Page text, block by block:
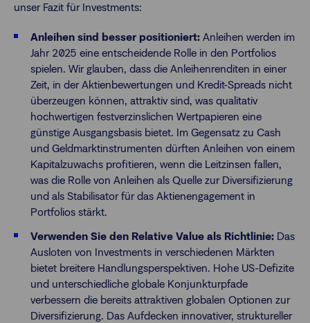
unser Fazit für Investments:
Anleihen sind besser positioniert: Anleihen werden im
Jahr 2025 eine entscheidende Rolle in den Portfolios
spielen. Wir glauben, dass die Anleihenrenditen in einer
Zeit, in der Aktienbewertungen und Kredit-Spreads nicht
überzeugen können, attraktiv sind, was qualitativ
hochwertigen festverzinslichen Wertpapieren eine
günstige Ausgangsbasis bietet. Im Gegensatz zu Cash
und Geldmarktinstrumenten dürften Anleihen von einem
Kapitalzuwachs profitieren, wenn die Leitzinsen fallen,
was die Rolle von Anleihen als Quelle zur Diversifizierung
und als Stabilisator für das Aktienengagement in
Portfolios stärkt.
Verwenden Sie den Relative Value als Richtlinie: Das
Ausloten von Investments in verschiedenen Märkten
bietet breitere Handlungsperspektiven. Hohe US-Defizite
und unterschiedliche globale Konjunkturpfade
verbessern die bereits attraktiven globalen Optionen zur
Diversifizierung. Das Aufdecken innovativer, struktureller